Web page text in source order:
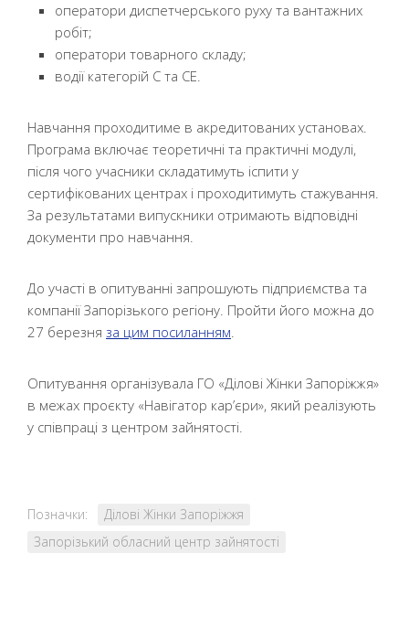
оператори диспетчерського руху та вантажних
робіт;
оператори товарного складу;
водії категорій C та CE.
Навчання проходитиме в акредитованих установах.
Програма включає теоретичні та практичні модулі,
після чого учасники складатимуть іспити у
сертифікованих центрах і проходитимуть стажування.
За результатами випускники отримають відповідні
документи про навчання.
До участі в опитуванні запрошують підприємства та
компанії Запорізького регіону. Пройти його можна до
27 березня за цим посиланням.
Опитування організувала ГО «Ділові Жінки Запоріжжя»
в межах проєкту «Навігатор кар’єри», який реалізують
у співпраці з центром зайнятості.
Позначки:
Ділові Жінки Запоріжжя
Запорізький обласний центр зайнятості